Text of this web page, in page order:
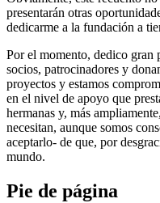
presentarán otras
dedicarme a la fundación a
Por el momento, dedico gran
socios, patrocinadores y
proyectos y estamos
en el nivel de apoyo que
hermanas y, más
necesitan, aunque somos
aceptarlo- de que, por
mundo.
Pie de página